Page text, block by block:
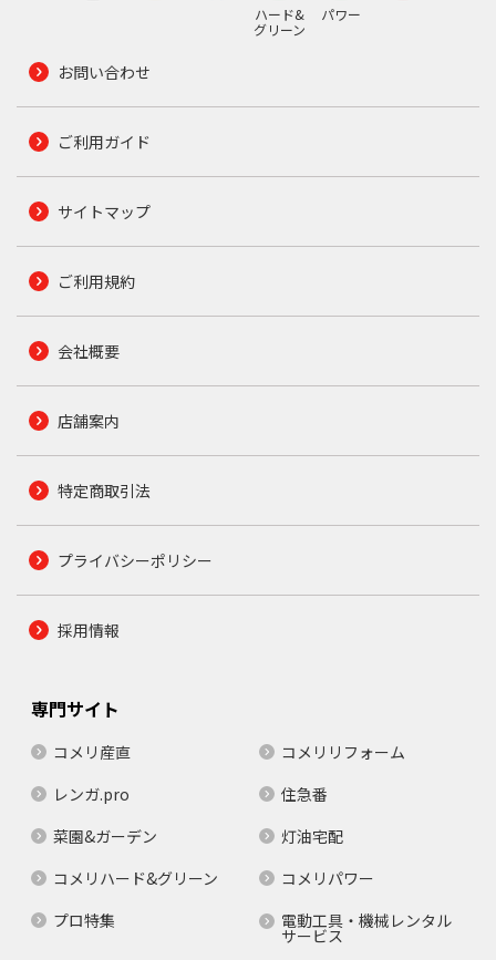
ハード&
グリーン
パワー
お問い合わせ
ご利用ガイド
サイトマップ
ご利用規約
会社概要
店舗案内
特定商取引法
プライバシーポリシー
採用情報
専門サイト
コメリ産直
コメリリフォーム
レンガ.pro
住急番
菜園&ガーデン
灯油宅配
コメリハード&グリーン
コメリパワー
プロ特集
電動工具・機械レンタル
サービス